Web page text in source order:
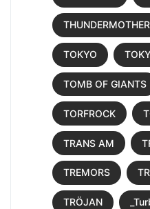
THUNDERMOTHER
TOKYO
TOMB OF GIANTS
TORFROCK
TRANS AM
TREMORS
TRÖJAN